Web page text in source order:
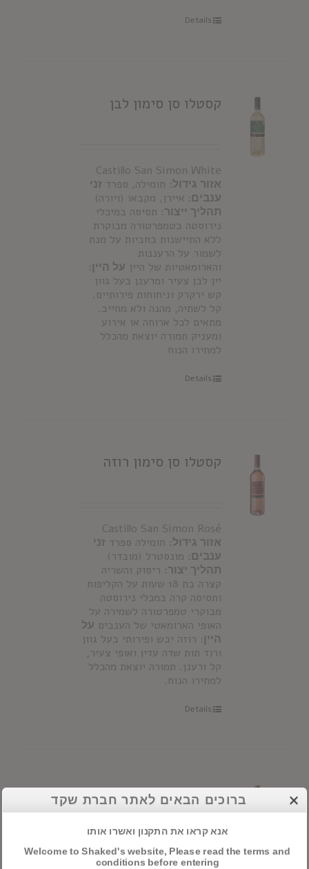
Details
קסטלו סן סימון לבן
Castillo San Simon White
אזור גידול: חומילה, ספרד זני
ענבים: איירן, מקבאו (ויורה)
תהליך ייצור: תסיסה במיכלי
נירוסטה בטמפרטורה מבוקרת
ללא התיישנות בחביות על מנת
לשמור על הרעננות
והארומאטיות של היין על היין:
יין לבן צעיר ומרענן בעל גוון
קש ירקרק וניחוחות פירותיים.
קל לשתיה, מהנה ולא מחייב.
מתאים לכל ארוחה או אירוע
ומעניק תמורה יוצאת מהכלל
למחירו הנוח
Details
קסטלו סן סימון רוזה
Castillo San Simon Rosé
אזור גידול: חומילה ספרד זני
ענבים: מונסטרל (מובדר)
תהליך יצור: ריסוק והשריה
קצרה בת 18 שעות על הקליפות
ותסיסה קרה במכלי נירוסטה
מבוקרי טמפרטורה לשמירה על
האופי הארומאטי של הענבים על
היין: רוזה יבש ופירותי בעל גוון
ורוד תות שדה עדין ואופי צעיר,
קל ורענן. תמורה יוצאת מהכלל
למחירו הנוח.
Details
קסטלו סן סימון רזרבה
Castillo San Simon
ברוכים הבאים לאתר חברת שקד
אנא קראו את התקנון ואשרו אותו
Welcome to Shaked's website, Please read the terms and
conditions before entering